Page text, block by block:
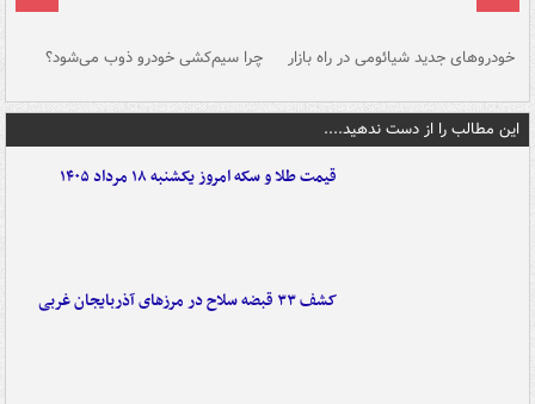
خودروهای جدید شیائومی در راه بازار چرا سیم‌کشی خودرو ذوب می‌شود؟
این مطالب را از دست ندهید....
قیمت طلا و سکه امروز یکشنبه ۱۸ مرداد ۱۴۰۵
کشف ۳۳ قبضه سلاح در مرزهای آذربایجان غربی